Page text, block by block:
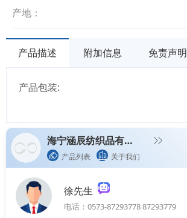
产地：
产品描述 附加信息 免责声明
产品包装:
海宁涵辰纺织品有限公司
产品列表 关于我们
徐先生
电话：0573-87293778 87293779